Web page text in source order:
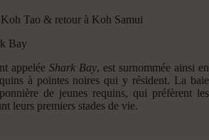
Tao & retour à Koh Samui
Bay
appelée Shark Bay, est surnommée ainsi en
à pointes noires qui y résident. La baie
de jeunes requins, qui préfèrent les
leurs premiers stades de vie.